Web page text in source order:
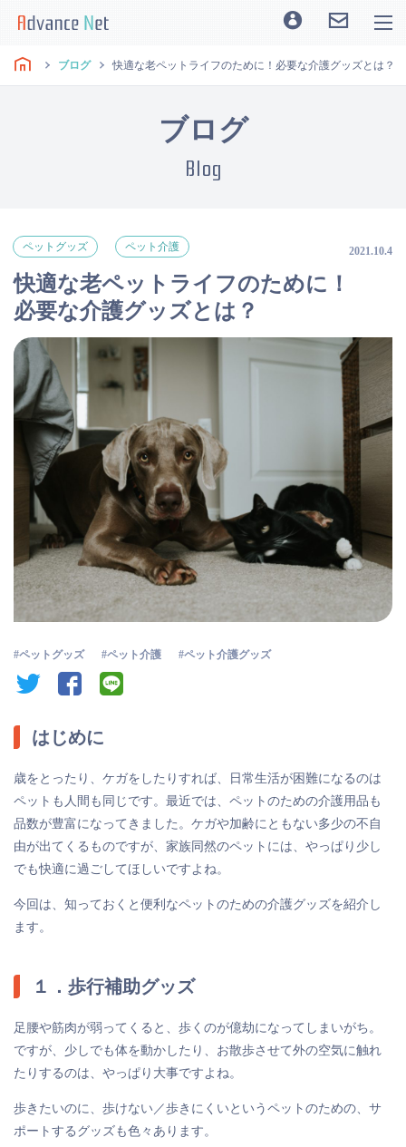
ブログ 快適な老ペットライフのために！必要な介護グッズとは？
ブログ
Blog
ペットグッズ ペット介護 2021.10.4
快適な老ペットライフのために！
必要な介護グッズとは？
ペットグッズ ペット介護 ペット介護グッズ
twitter facebook
はじめに
歳をとったり、ケガをしたりすれば、日常生活が困難になるのは
ペットも人間も同じです。最近では、ペットのための介護用品も
品数が豊富になってきました。ケガや加齢にともない多少の不自
由が出てくるものですが、家族同然のペットには、やっぱり少し
でも快適に過ごしてほしいですよね。
今回は、知っておくと便利なペットのための介護グッズを紹介し
ます。
１．歩行補助グッズ
足腰や筋肉が弱ってくると、歩くのが億劫になってしまいがち。
ですが、少しでも体を動かしたり、お散歩させて外の空気に触れ
たりするのは、やっぱり大事ですよね。
歩きたいのに、歩けない／歩きにくいというペットのための、サ
ポートするグッズも色々あります。